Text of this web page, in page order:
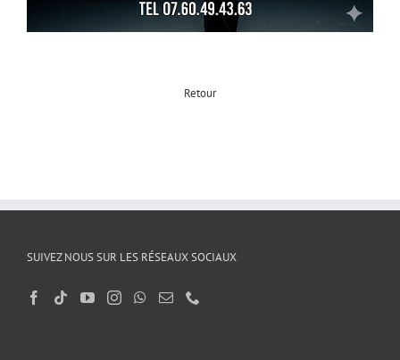
Retour
SUIVEZ NOUS SUR LES RÉSEAUX SOCIAUX